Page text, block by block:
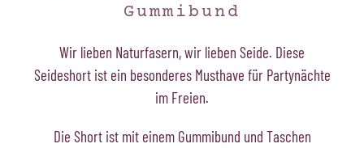
Gummibund
Wir lieben Naturfasern, wir lieben Seide. Diese
Seideshort ist ein besonderes Musthave für Partynächte
im Freien.
Die Short ist mit einem Gummibund und Taschen